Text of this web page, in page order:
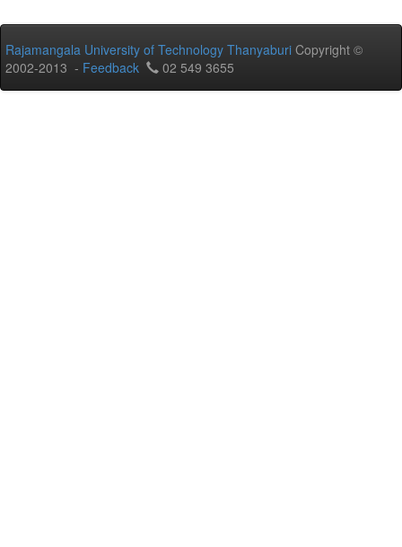
Rajamangala University of Technology Thanyaburi Copyright ©
2002-2013 - Feedback 02 549 3655